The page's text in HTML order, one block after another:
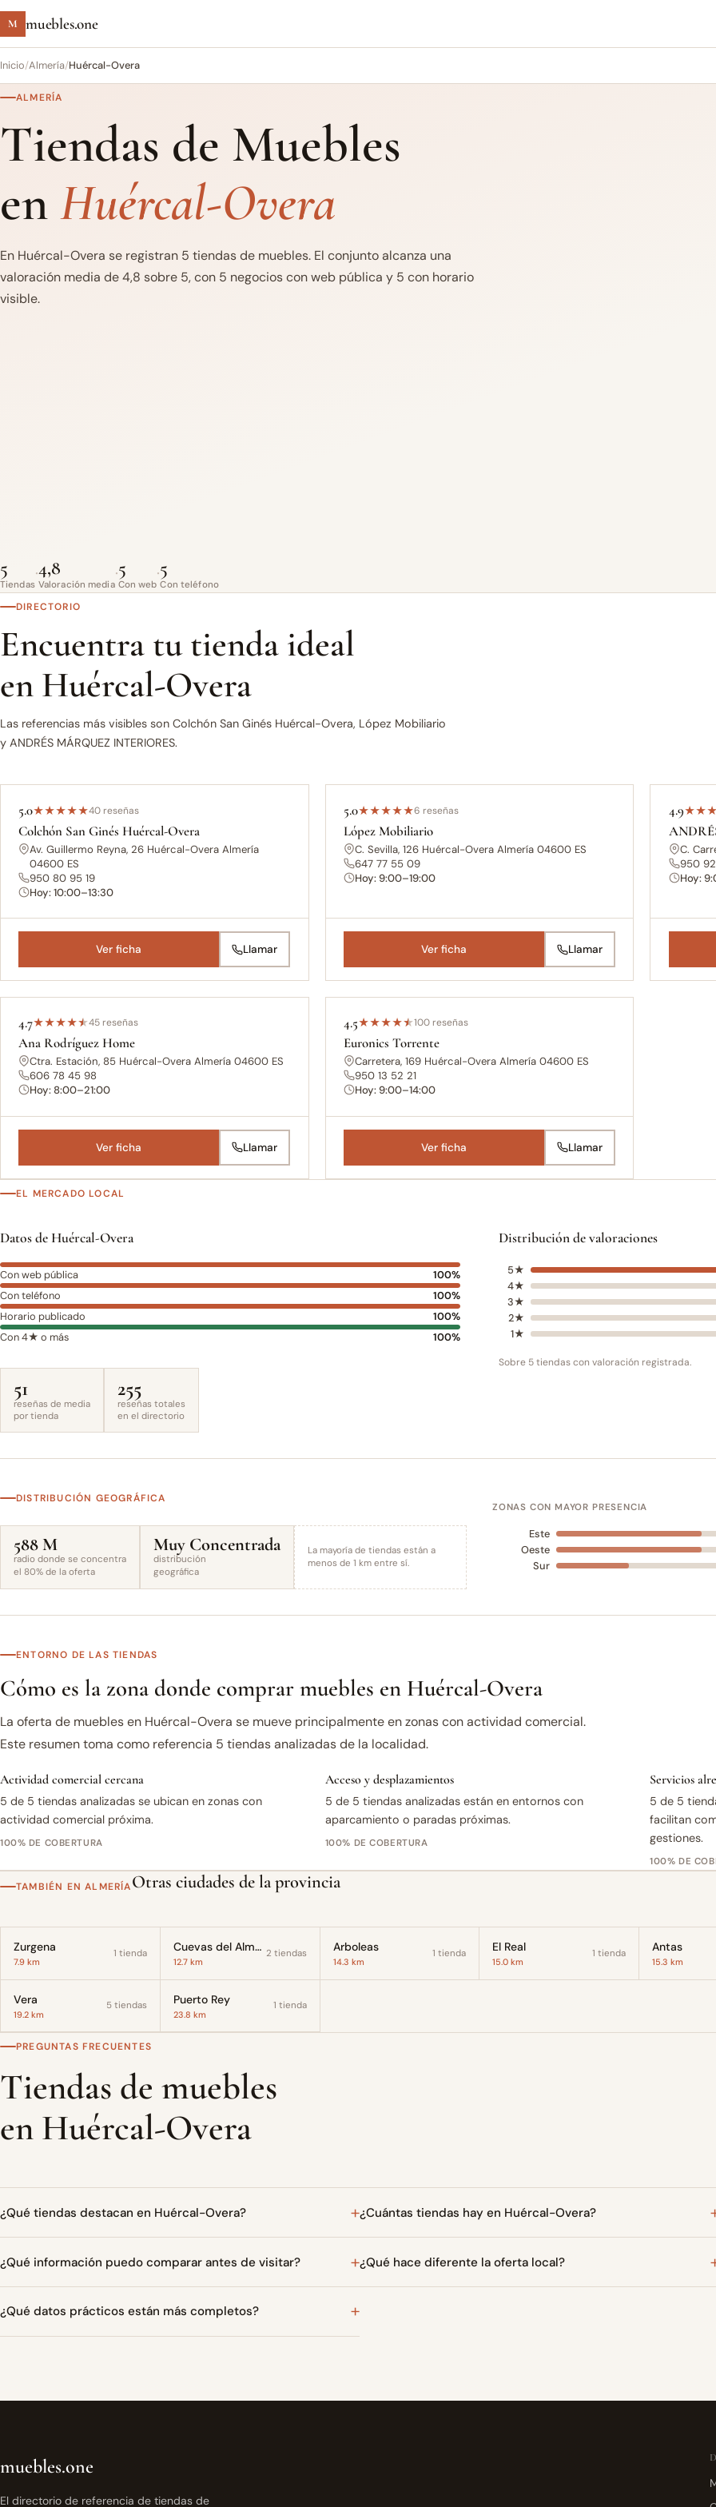
M muebles.one
Inicio/Almería/Huércal-Overa
ALMERÍA
Tiendas de Muebles
enHuércal-Overa
En Huércal-Overa se registran 5 tiendas de muebles. El conjunto alcanza una
valoración media de 4,8 sobre 5, con 5 negocios con web pública y 5 con horario
visible.
5
Tiendas
·4,8
Valoración media
·5
Con web
·5
Con teléfono
DIRECTORIO
Encuentra tu tienda ideal
en Huércal-Overa
Las referencias más visibles son Colchón San Ginés Huércal-Overa, López Mobiliario
y ANDRÉS MÁRQUEZ INTERIORES.
5.0★★★★★40 reseñas
Colchón San Ginés Huércal-Overa
Av. Guillermo Reyna, 26 Huércal-Overa Almería
04600 ES
950 80 95 19
Hoy: 10:00–13:30
Ver ficha Llamar
5.0★★★★★6 reseñas
López Mobiliario
C. Sevilla, 126 Huércal-Overa Almería 04600 ES
647 77 55 09
Hoy: 9:00–19:00
Ver ficha Llamar
4.9★★★
C.
950 92
Hoy:
4.7★★★★★45 reseñas
Ana Rodríguez Home
Ctra. Estación, 85 Huércal-Overa Almería 04600 ES
606 78 45 98
Hoy: 8:00–21:00
Ver ficha Llamar
4.5★★★★★100 reseñas
Euronics Torrente
Carretera, 169 Huércal-Overa Almería 04600 ES
950 13 52 21
Hoy: 9:00–14:00
Ver ficha Llamar
EL MERCADO LOCAL
Datos de Huércal-Overa
Con web pública
100%
Con teléfono
100%
Horario publicado
100%
Con 4★ o más
100%
51
reseñas de media
por tienda
255
reseñas totales
en el directorio
Distribución de valoraciones
5★
4★
3★
2★
1★
Sobre 5 tiendas con valoración registrada.
DISTRIBUCIÓN GEOGRÁFICA
588 M
radio donde se concentra
el 80% de la oferta
Muy Concentrada
distribución
geográfica
La mayoría de tiendas están a
menos de 1 km entre sí.
ZONAS CON MAYOR PRESENCIA
Este
Oeste
Sur
ENTORNO DE LAS TIENDAS
Cómo es la zona donde comprar muebles en Huércal-Overa
La oferta de muebles en Huércal-Overa se mueve principalmente en zonas con actividad comercial.
Este resumen toma como referencia 5 tiendas analizadas de la localidad.
Actividad comercial cercana
5 de 5 tiendas analizadas se ubican en zonas con
actividad comercial próxima.
100% DE COBERTURA
Acceso y desplazamientos
5 de 5 tiendas analizadas están en entornos con
aparcamiento o paradas próximas.
100% DE COBERTURA
Servicios
5 de 5
facilitan
gestiones.
100% DE
TAMBIÉN EN ALMERÍAOtras ciudades de la provincia
Zurgena
7.9 km
1 tienda Cuevas del Almanzora
12.7 km
2 tiendas Arboleas
14.3 km
1 tienda El Real
15.0 km
1 tienda Antas
15.3 km
Vera
19.2 km
5 tiendas Puerto Rey
23.8 km
1 tienda
PREGUNTAS FRECUENTES
Tiendas de muebles
en Huércal-Overa
¿Qué tiendas destacan en Huércal-Overa? ¿Cuántas tiendas hay en Huércal-Overa?
¿Qué información puedo comparar antes de visitar? ¿Qué hace diferente la oferta local?
¿Qué datos prácticos están más completos?
muebles.one
El directorio de referencia de tiendas de